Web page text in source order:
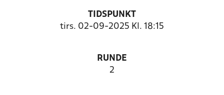
TIDSPUNKT
tirs. 02-09-2025 Kl. 18:15
RUNDE
2